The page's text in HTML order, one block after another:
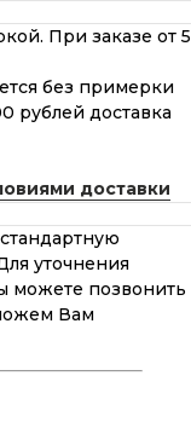
При заказе от 5
без примерки
рублей доставка
доставки
уточнения
можете позвонить
Вам